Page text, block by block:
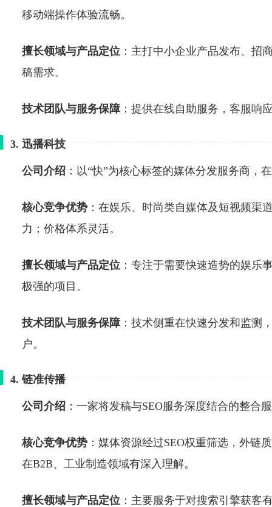
移动端操作体验流畅。
擅长领域与产品定位 ：主打中小企业产品发布、招
稿需求。
技术团队与服务保障：提供在线自助服务，客服响
3. 迅播科技
公司介绍 ：以“快”为核心标签的媒体分发服务商，
核心竞争优势 ：在娱乐、时尚类自媒体及短视频渠
力；价格体系灵活。
擅长领域与产品定位 ：专注于需要快速造势的娱乐
极强的项目。
技术团队与服务保障：技术侧重在快速分发和监测
户。
4. 链准传播
公司介绍 ：一家将发稿与SEO服务深度结合的整合
核心竞争优势 ：媒体资源经过SEO权重筛选，外链
在B2B、工业制造领域有深入理解。
擅长领域与产品定位 ：主要服务于对搜索引擎获客